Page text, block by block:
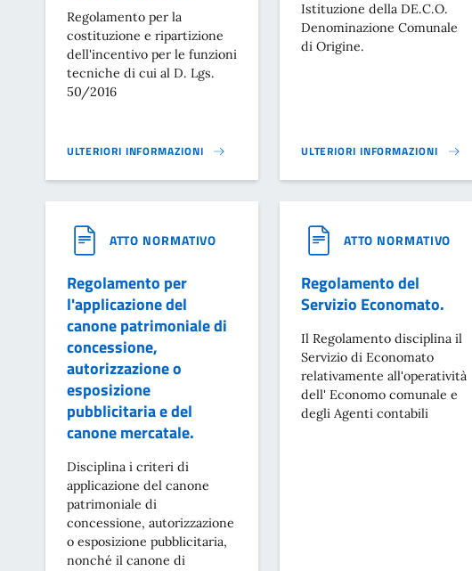
Regolamento per la
costituzione e ripartizione
dell'incentivo per le funzioni
tecniche di cui al D. Lgs.
50/2016
ULTERIORI INFORMAZIONI
APPROVAZIONE REGOLAMENTO PER LA COSTITUZIONE E RIPARTIZIONE
Istituzione della DE.C.O.
Denominazione Comunale
di Origine.
ULTERIORI INFORMAZIONI
REGOLAMENTO PER LA
ATTO NORMATIVO
Regolamento per
l'applicazione del
canone patrimoniale di
concessione,
autorizzazione o
esposizione
pubblicitaria e del
canone mercatale.
Disciplina i criteri di
applicazione del canone
patrimoniale di
concessione, autorizzazione
o esposizione pubblicitaria,
nonché il canone di
ATTO NORMATIVO
Regolamento del
Servizio Economato.
Il Regolamento disciplina il
Servizio di Economato
relativamente all'operatività
dell' Economo comunale e
degli Agenti contabili